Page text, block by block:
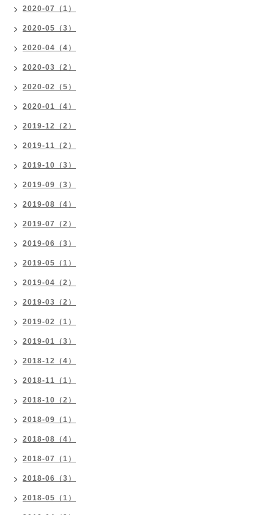
2020-07（1）
2020-05（3）
2020-04（4）
2020-03（2）
2020-02（5）
2020-01（4）
2019-12（2）
2019-11（2）
2019-10（3）
2019-09（3）
2019-08（4）
2019-07（2）
2019-06（3）
2019-05（1）
2019-04（2）
2019-03（2）
2019-02（1）
2019-01（3）
2018-12（4）
2018-11（1）
2018-10（2）
2018-09（1）
2018-08（4）
2018-07（1）
2018-06（3）
2018-05（1）